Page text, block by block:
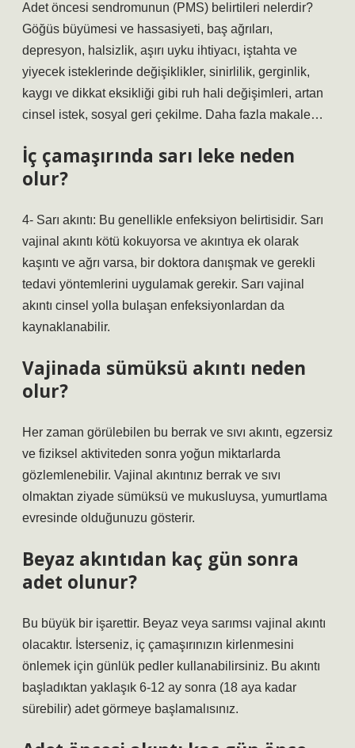
Adet öncesi sendromunun (PMS) belirtileri nelerdir?
Göğüs büyümesi ve hassasiyeti, baş ağrıları,
depresyon, halsizlik, aşırı uyku ihtiyacı, iştahta ve
yiyecek isteklerinde değişiklikler, sinirlilik, gerginlik,
kaygı ve dikkat eksikliği gibi ruh hali değişimleri, artan
cinsel istek, sosyal geri çekilme. Daha fazla makale…
İç çamaşırında sarı leke neden
olur?
4- Sarı akıntı: Bu genellikle enfeksiyon belirtisidir. Sarı
vajinal akıntı kötü kokuyorsa ve akıntıya ek olarak
kaşıntı ve ağrı varsa, bir doktora danışmak ve gerekli
tedavi yöntemlerini uygulamak gerekir. Sarı vajinal
akıntı cinsel yolla bulaşan enfeksiyonlardan da
kaynaklanabilir.
Vajinada sümüksü akıntı neden
olur?
Her zaman görülebilen bu berrak ve sıvı akıntı, egzersiz
ve fiziksel aktiviteden sonra yoğun miktarlarda
gözlemlenebilir. Vajinal akıntınız berrak ve sıvı
olmaktan ziyade sümüksü ve mukusluysa, yumurtlama
evresinde olduğunuzu gösterir.
Beyaz akıntıdan kaç gün sonra
adet olunur?
Bu büyük bir işarettir. Beyaz veya sarımsı vajinal akıntı
olacaktır. İsterseniz, iç çamaşırınızın kirlenmesini
önlemek için günlük pedler kullanabilirsiniz. Bu akıntı
başladıktan yaklaşık 6-12 ay sonra (18 aya kadar
sürebilir) adet görmeye başlamalısınız.